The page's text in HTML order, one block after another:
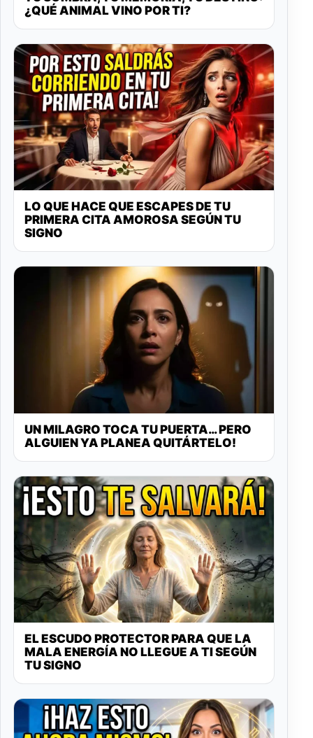
¿QUÉ ANIMAL VINO POR TI?
LO QUE HACE QUE ESCAPES DE TU
PRIMERA CITA AMOROSA SEGÚN TU
SIGNO
UN MILAGRO TOCA TU PUERTA… PERO
ALGUIEN YA PLANEA QUITÁRTELO!
EL ESCUDO PROTECTOR PARA QUE LA
MALA ENERGÍA NO LLEGUE A TI SEGÚN
TU SIGNO